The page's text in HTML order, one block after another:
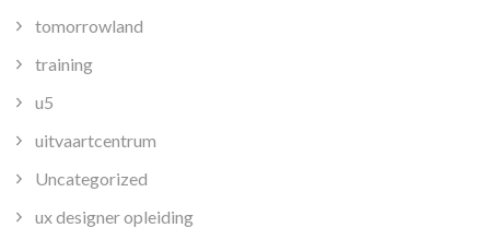
tomorrowland
training
u5
uitvaartcentrum
Uncategorized
ux designer opleiding